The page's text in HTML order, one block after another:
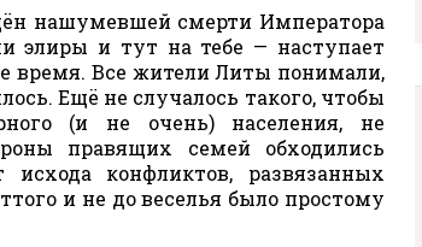
нашумевшей смерти Императора
элиры и тут на тебе — наступает
время. Все жители Литы понимали,
Ещё не случалось такого, чтобы
(и не очень) населения, не
правящих семей обходились
конфликтов, развязанных
и не до веселья было простому